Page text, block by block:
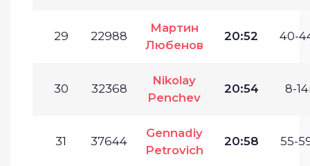
29 22988
Мартин
Любенов
20:52 40-
30 32368
Nikolay
Penchev
20:54 8-
31 37644
Gennadiy
Petrovich
20:58 55-